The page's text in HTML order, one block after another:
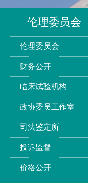
伦理委员会
伦理委员会
财务公开
临床试验机构
政协委员工作室
司法鉴定所
投诉监督
价格公开